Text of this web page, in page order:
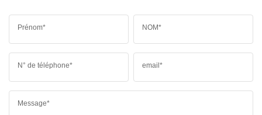
Prénom* NOM*
N° de téléphone* email*
Message*